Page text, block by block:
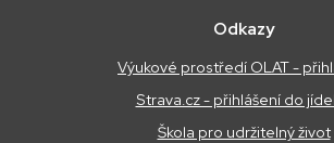
Odkazy
Výukové prostředí OLAT -
Strava.cz - přihlášení do
Škola pro udržitelný život